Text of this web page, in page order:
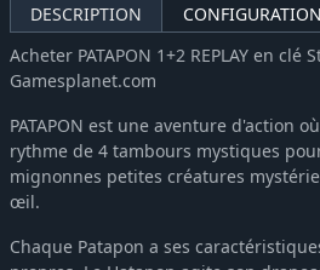
DESCRIPTION
Acheter PATAPON 1+2 REPLAY en clé
Gamesplanet.com
PATAPON est une aventure d'action
rythme de 4 tambours mystiques
mignonnes petites créatures
œil.
Chaque Patapon a ses